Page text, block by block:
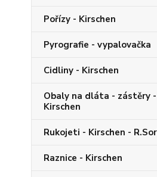
Pořízy - Kirschen
Pyrografie - vypalovačka
Cidliny - Kirschen
Obaly na dláta - zástěry -
Kirschen
Rukojeti - Kirschen -
Raznice - Kirschen